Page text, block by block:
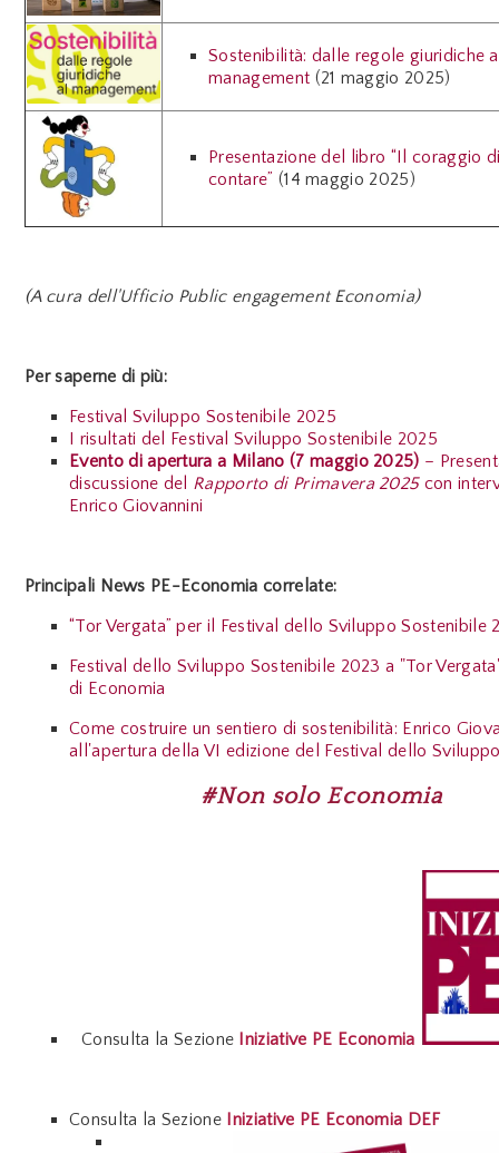
Sostenibilità: dalle regole giuridiche
management (21 maggio 2025)
Presentazione del libro “Il coraggio
contare” (14 maggio 2025)
(A cura dell'Ufficio Public engagement Economia)
Per saperne di più:
Festival Sviluppo Sostenibile 2025
I risultati del Festival Sviluppo Sostenibile 2025
Evento di apertura a Milano (7 maggio 2025) –
discussione del Rapporto di Primavera 2025con
Enrico Giovannini
Principali News PE-Economia correlate:
“Tor Vergata” per il Festival dello Sviluppo Sostenibile
Festival dello Sviluppo Sostenibile 2023 a "Tor
di Economia
Come costruire un sentiero di sostenibilità: Enrico
all'apertura della VI edizione del Festival dello
#Non solo Economia
Consulta la Sezione Iniziative PE Economia
Consulta la Sezione Iniziative PE Economia DEF